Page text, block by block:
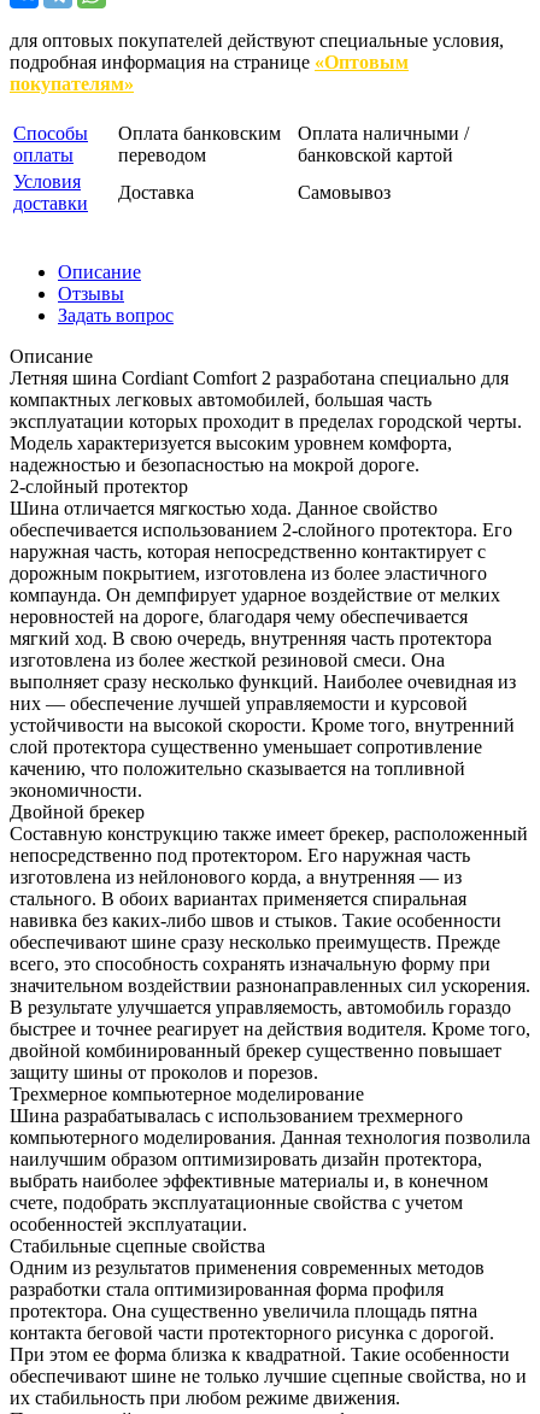
для оптовых покупателей действуют специальные условия,
подробная информация на странице «Оптовым
покупателям»
Способы
оплаты
Оплата банковским
переводом
Оплата наличными /
банковской картой
Условия
доставки
Доставка Самовывоз
Описание
Отзывы
Задать вопрос
Описание
Летняя шина Cordiant Comfort 2 разработана специально для
компактных легковых автомобилей, большая часть
эксплуатации которых проходит в пределах городской черты.
Модель характеризуется высоким уровнем комфорта,
надежностью и безопасностью на мокрой дороге.
2-слойный протектор
Шина отличается мягкостью хода. Данное свойство
обеспечивается использованием 2-слойного протектора. Его
наружная часть, которая непосредственно контактирует с
дорожным покрытием, изготовлена из более эластичного
компаунда. Он демпфирует ударное воздействие от мелких
неровностей на дороге, благодаря чему обеспечивается
мягкий ход. В свою очередь, внутренняя часть протектора
изготовлена из более жесткой резиновой смеси. Она
выполняет сразу несколько функций. Наиболее очевидная из
них — обеспечение лучшей управляемости и курсовой
устойчивости на высокой скорости. Кроме того, внутренний
слой протектора существенно уменьшает сопротивление
качению, что положительно сказывается на топливной
экономичности.
Двойной брекер
Составную конструкцию также имеет брекер, расположенный
непосредственно под протектором. Его наружная часть
изготовлена из нейлонового корда, а внутренняя — из
стального. В обоих вариантах применяется спиральная
навивка без каких-либо швов и стыков. Такие особенности
обеспечивают шине сразу несколько преимуществ. Прежде
всего, это способность сохранять изначальную форму при
значительном воздействии разнонаправленных сил ускорения.
В результате улучшается управляемость, автомобиль гораздо
быстрее и точнее реагирует на действия водителя. Кроме того,
двойной комбинированный брекер существенно повышает
защиту шины от проколов и порезов.
Трехмерное компьютерное моделирование
Шина разрабатывалась с использованием трехмерного
компьютерного моделирования. Данная технология позволила
наилучшим образом оптимизировать дизайн протектора,
выбрать наиболее эффективные материалы и, в конечном
счете, подобрать эксплуатационные свойства с учетом
особенностей эксплуатации.
Стабильные сцепные свойства
Одним из результатов применения современных методов
разработки стала оптимизированная форма профиля
протектора. Она существенно увеличила площадь пятна
контакта беговой части протекторного рисунка с дорогой.
При этом ее форма близка к квадратной. Такие особенности
обеспечивают шине не только лучшие сцепные свойства, но и
их стабильность при любом режиме движения.